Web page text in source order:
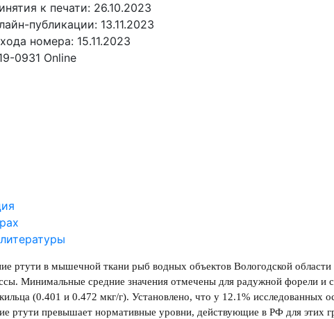
к печати: 26.10.2023
публикации: 13.11.2023
номера: 15.11.2023
0931 Online
ртути в мышечной ткани рыб водных объектов Вологодской
Минимальные средние значения отмечены для радужной форели и
(0.401 и 0.472 мкг/г). Установлено, что у 12.1%
ртути превышает нормативные уровни, действующие в РФ для этих